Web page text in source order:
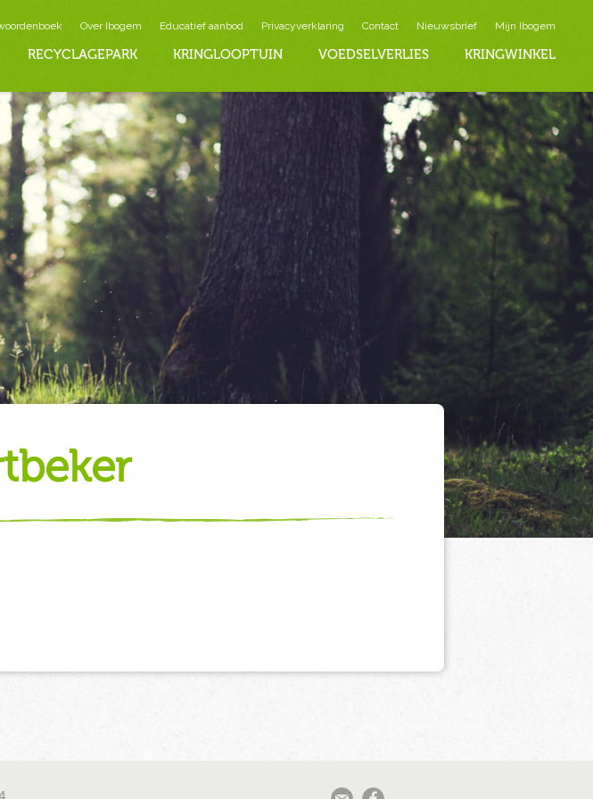
Over Ibogem Educatief aanbod Privacyverklaring Contact Nieuwsbrief Mijn Ibogem
RECYCLAGEPARK KRINGLOOPTUIN VOEDSELVERLIES KRINGWINKEL